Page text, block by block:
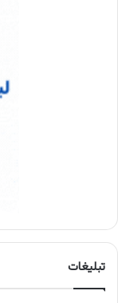
تبلیغات